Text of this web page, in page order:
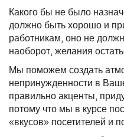
Какого бы не было
должно быть хорошо и
работникам, оно не
наоборот, желания
Мы поможем создать
непринужденности в
правильно акценты,
потому что мы в курсе
«вкусов» посетителей и